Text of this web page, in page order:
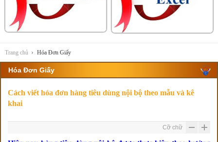
Trang chủ Hóa Đơn Giấy
Hóa Đơn Giấy
Cách viết hóa đơn hàng tiêu dùng nội bộ theo mẫu và kê
khai
Cỡ chữ